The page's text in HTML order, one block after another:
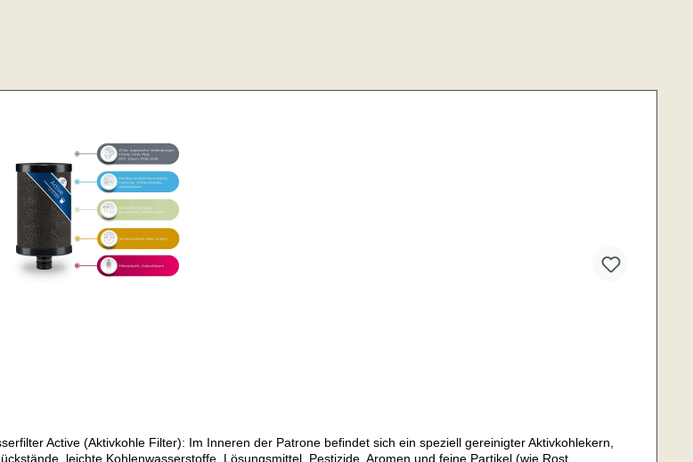
Active (Aktivkohle Filter): Im Inneren der Patrone befindet sich ein speziell gereinigter Aktivkohlekern,
leichte Kohlenwasserstoffe, Lösungsmittel, Pestizide, Aromen und feine Partikel (wie Rost,